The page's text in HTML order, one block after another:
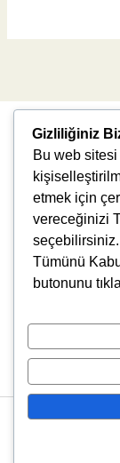
Uğur
Gizliliğiniz
Bu web
etmek için
vereceğinizi
Tümünü
butonunu